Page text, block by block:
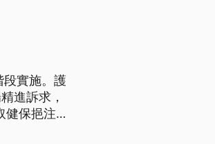
段實施。護
進訴求，
保挹注護